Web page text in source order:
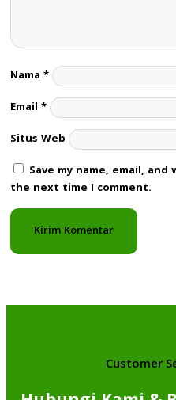
Nama *
Email *
Situs Web
Save my name, email,
the next time I comment.
Customer